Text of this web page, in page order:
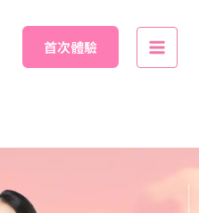
首次體驗
Main